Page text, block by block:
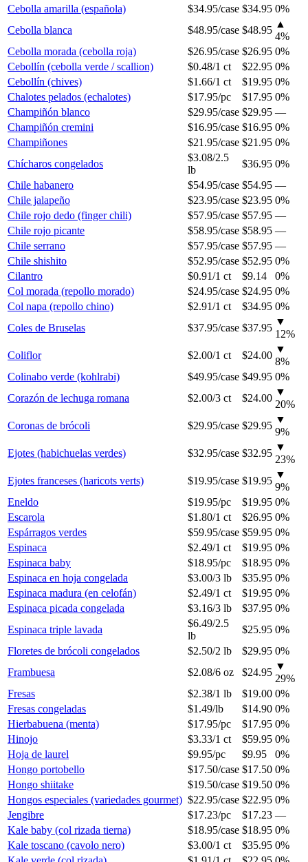
Cebolla amarilla (española)
$34.95/case $34.95 0%
Cebolla blanca
$48.95/case $48.95
▲
4%
Cebolla morada (cebolla roja)
$26.95/case $26.95 0%
Cebollín (cebolla verde / scallion)
$0.48/1 ct $22.95 0%
Cebollín (chives)
$1.66/1 ct $19.95 0%
Chalotes pelados (echalotes)
$17.95/pc $17.95 0%
Champiñón blanco
$29.95/case $29.95 —
Champiñón cremini
$16.95/case $16.95 0%
Champiñones
$21.95/case $21.95 0%
Chícharos congelados
$3.08/2.5
lb
$36.95 0%
Chile habanero
$54.95/case $54.95 —
Chile jalapeño
$23.95/case $23.95 0%
Chile rojo dedo (finger chili)
$57.95/case $57.95 —
Chile rojo picante
$58.95/case $58.95 —
Chile serrano
$57.95/case $57.95 —
Chile shishito
$52.95/case $52.95 0%
Cilantro
$0.91/1 ct $9.14
0%
Col morada (repollo morado)
$24.95/case $24.95 0%
Col napa (repollo chino)
$2.91/1 ct $34.95 0%
Coles de Bruselas
$37.95/case $37.95
▼
12%
Coliflor
$2.00/1 ct $24.00
▼
8%
Colinabo verde (kohlrabi)
$49.95/case $49.95 0%
Corazón de lechuga romana
$2.00/3 ct $24.00
▼
20%
Coronas de brócoli
$29.95/case $29.95
▼
9%
Ejotes (habichuelas verdes)
$32.95/case $32.95
▼
23%
Ejotes franceses (haricots verts)
$19.95/case $19.95
▼
9%
Eneldo
$19.95/pc $19.95 0%
Escarola
$1.80/1 ct $26.95 0%
Espárragos verdes
$59.95/case $59.95 0%
Espinaca
$2.49/1 ct $19.95 0%
Espinaca baby
$18.95/pc $18.95 0%
Espinaca en hoja congelada
$3.00/3 lb $35.95 0%
Espinaca madura (en celofán)
$2.49/1 ct $19.95 0%
Espinaca picada congelada
$3.16/3 lb $37.95 0%
Espinaca triple lavada
$6.49/2.5
lb
$25.95 0%
Floretes de brócoli congelados
$2.50/2 lb $29.95 0%
Frambuesa
$2.08/6 oz $24.95
▼
29%
Fresas
$2.38/1 lb $19.00 0%
Fresas congeladas
$1.49/lb $14.90 0%
Hierbabuena (menta)
$17.95/pc $17.95 0%
Hinojo
$3.33/1 ct $59.95 0%
Hoja de laurel
$9.95/pc $9.95
0%
Hongo portobello
$17.50/case $17.50 0%
Hongo shiitake
$19.50/case $19.50 0%
Hongos especiales (variedades gourmet) $22.95/case $22.95 0%
Jengibre
$17.23/pc $17.23 —
Kale baby (col rizada tierna)
$18.95/case $18.95 0%
Kale toscano (cavolo nero)
$3.00/1 ct $35.95 0%